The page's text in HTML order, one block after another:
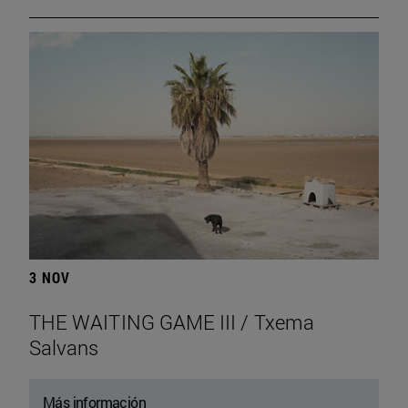
3 NOV
THE WAITING GAME III / Txema
Salvans
Más información